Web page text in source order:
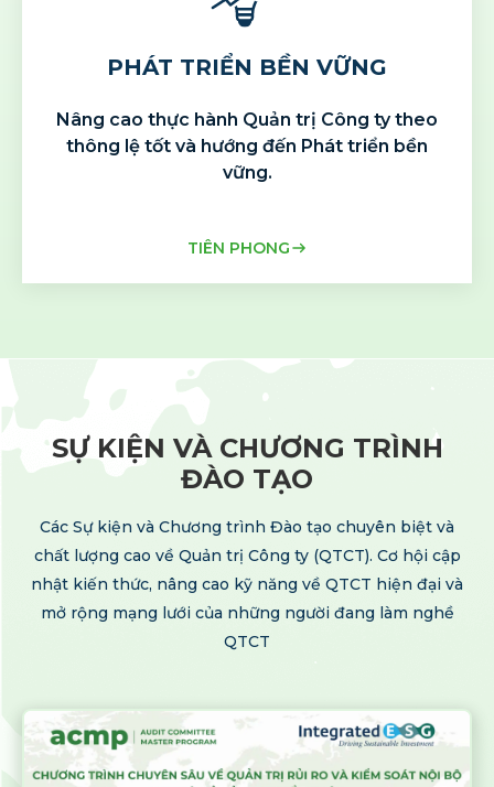
PHÁT TRIỂN BỀN VỮNG
Nâng cao thực hành Quản trị Công tytheo
thông lệ tốt và hướng đến Phát triển bền
vững.
TIÊN PHONG
SỰ KIỆN VÀ CHƯƠNG TRÌNH
ĐÀO TẠO
Các Sự kiện và Chương trình Đào tạo chuyên biệt và
chất lượng cao về Quản trị Công ty (QTCT). Cơ hội cập
nhật kiến thức, nâng cao kỹ năng về QTCT hiện đại và
mở rộng mạng lưới của những người đang làm nghề
QTCT